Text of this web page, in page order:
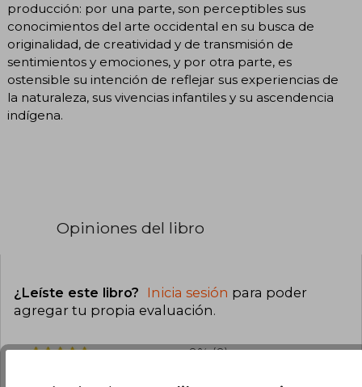
producción: por una parte, son perceptibles sus
conocimientos del arte occidental en su busca de
originalidad, de creatividad y de transmisión de
sentimientos y emociones, y por otra parte, es
ostensible su intención de reflejar sus experiencias de
la naturaleza, sus vivencias infantiles y su ascendencia
indígena.
Opiniones del libro
¿Leíste este libro? Inicia sesión para poder
agregar tu propia evaluación.
0% (0)